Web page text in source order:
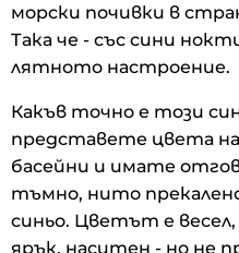
морски почивки в
Така че - със сини
лятното настроение.
Какъв точно е този
представете цвета
басейни и имате
тъмно, нито
синьо. Цветът е
ярък, наситен - но не